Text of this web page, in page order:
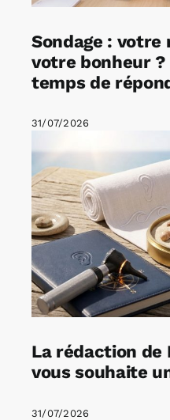
Sondage :
votre bonheur
temps de
31/07/2026
La rédaction de
vous souhaite
31/07/2026